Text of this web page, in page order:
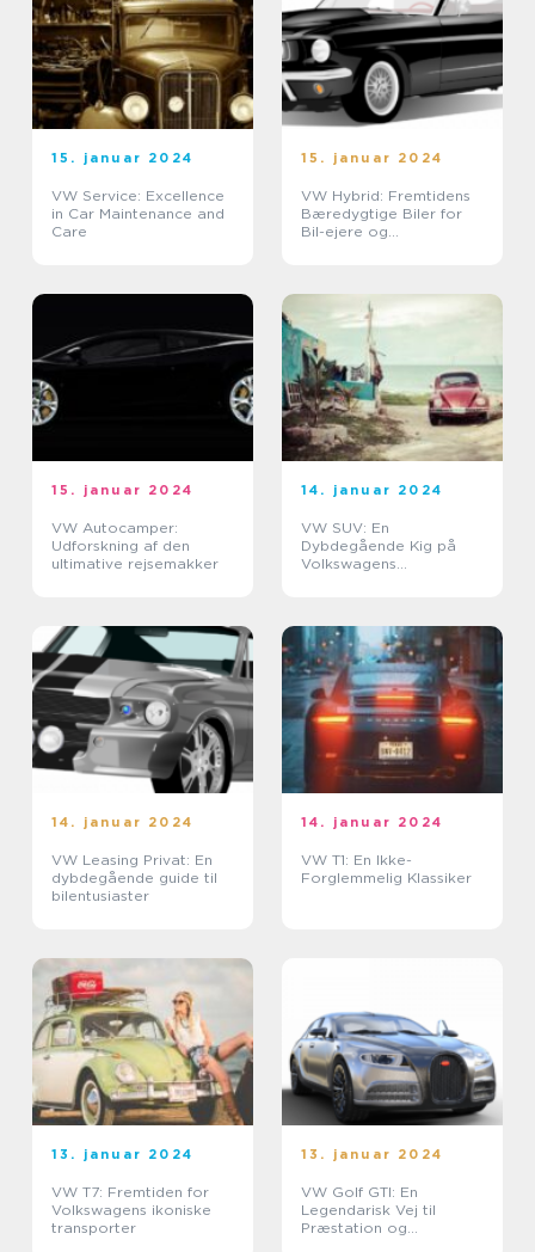
15. januar 2024
VW Service: Excellence
in Car Maintenance and
Care
15. januar 2024
VW Hybrid: Fremtidens
Bæredygtige Biler for
Bil-ejere og
15. januar 2024
VW Autocamper:
Udforskning af den
ultimative rejsemakker
14. januar 2024
VW SUV: En
Dybdegående Kig på
Volkswagens
14. januar 2024
VW Leasing Privat: En
dybdegående guide til
bilentusiaster
14. januar 2024
VW T1: En Ikke-
Forglemmelig Klassiker
13. januar 2024
VW T7: Fremtiden for
Volkswagens ikoniske
transporter
13. januar 2024
VW Golf GTI: En
Legendarisk Vej til
Præstation og